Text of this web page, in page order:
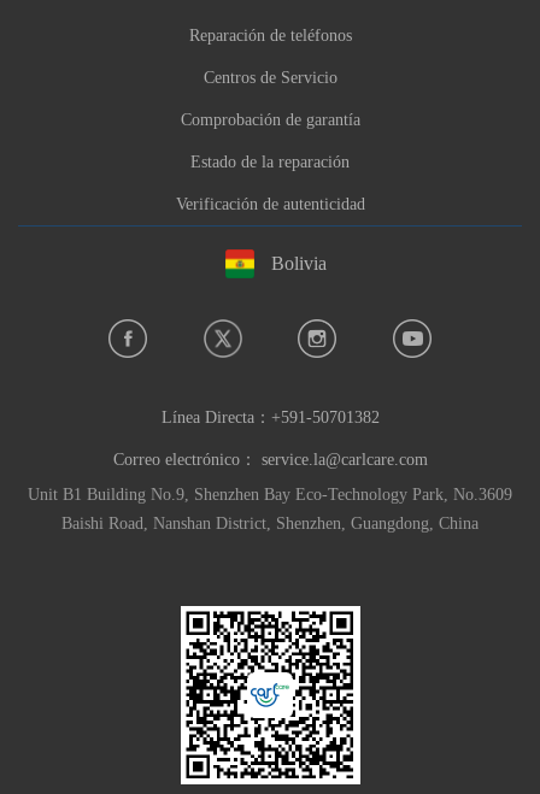
Reparación de teléfonos
Centros de Servicio
Comprobación de garantía
Estado de la reparación
Verificación de autenticidad
Bolivia
Línea Directa： +591-50701382
Correo electrónico： service.la@carlcare.com
Unit B1 Building No.9, Shenzhen Bay Eco-Technology Park, No.3609
Baishi Road, Nanshan District, Shenzhen, Guangdong, China